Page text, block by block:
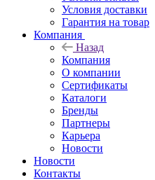
Условия доставки
Гарантия на товар
Компания
Назад
Компания
О компании
Сертификаты
Каталоги
Бренды
Партнеры
Карьера
Новости
Новости
Контакты